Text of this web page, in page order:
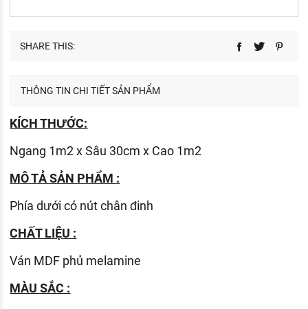
SHARE THIS:
THÔNG TIN CHI TIẾT SẢN PHẨM
KÍCH THƯỚC:
Ngang 1m2 x Sâu 30cm x Cao 1m2
MÔ TẢ SẢN PHẨM :
Phía dưới có nút chân đinh
CHẤT LIỆU :
Ván MDF phủ melamine
MÀU SẮC :